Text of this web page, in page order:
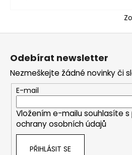
Z
Odebírat newsletter
Nezmeškejte žádné novinky či
E-mail
Vložením e-mailu souhlasíte s
ochrany osobních údajů
PŘIHLÁSIT SE